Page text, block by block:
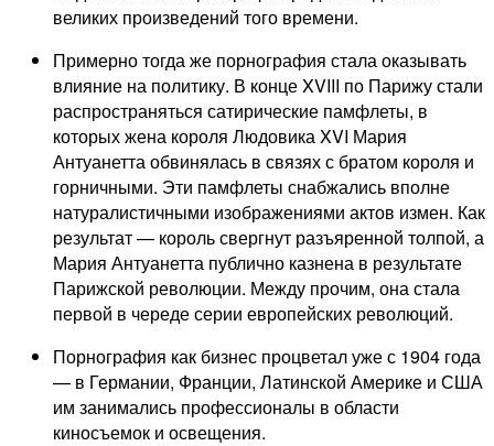
великих произведений того времени.
Примерно тогда же порнография стала оказывать
влияние на политику. В конце XVIII по Парижу стали
распространяться сатирические памфлеты, в
которых жена короля Людовика XVI Мария
Антуанетта обвинялась в связях с братом короля и
горничными. Эти памфлеты снабжались вполне
натуралистичными изображениями актов измен. Как
результат — король свергнут разъяренной толпой, а
Мария Антуанетта публично казнена в результате
Парижской революции. Между прочим, она стала
первой в череде серии европейских революций.
Порнография как бизнес процветал уже с 1904 года
— в Германии, Франции, Латинской Америке и США
им занимались профессионалы в области
киносъемок и освещения.